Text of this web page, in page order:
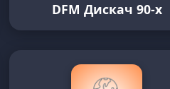
DFM Дискач 90-х